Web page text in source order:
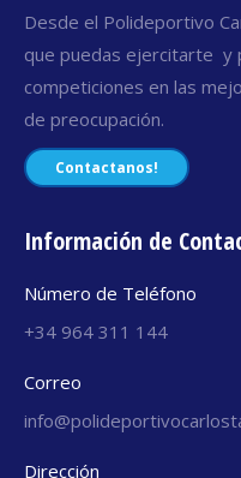
Desde el Polideportivo
que puedas ejercitarte y
competiciones en las
de preocupación.
Contactanos!
Información de
Número de Teléfono
+34 964 311 144
Correo
Dirección